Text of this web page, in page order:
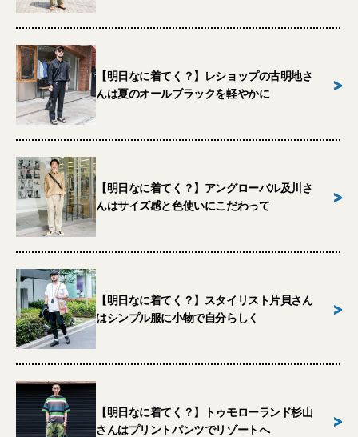
【明日なに着てく？】レショップの古明地さ
んは夏のオールブラックを軽やかに
>
【明日なに着てく？】アングローバル及川さ
んはサイズ感と色使いにこだわって
>
【明日なに着てく？】スタイリスト片貝さん
はシンプル服に小物で自分らしく
>
【明日なに着てく？】トゥモローランド杉山
さんはプリントパンツでリゾートへ
>